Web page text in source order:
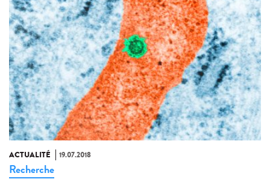
ACTUALITÉ 19.07.2018
Recherche